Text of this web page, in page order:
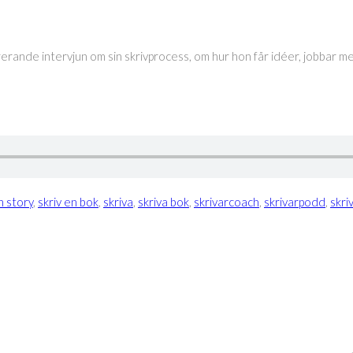
intervjun om sin skrivprocess, om hur hon får idéer, jobbar
story, skriv en bok, skriva, skriva bok, skrivarcoach, skrivarpodd,